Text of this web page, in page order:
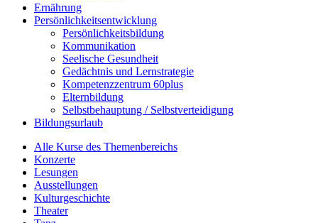
Ernährung
Persönlichkeitsentwicklung
Persönlichkeitsbildung
Kommunikation
Seelische Gesundheit
Gedächtnis und Lernstrategie
Kompetenzzentrum 60plus
Elternbildung
Selbstbehauptung / Selbstverteidigung
Bildungsurlaub
Alle Kurse des Themenbereichs
Konzerte
Lesungen
Ausstellungen
Kulturgeschichte
Theater